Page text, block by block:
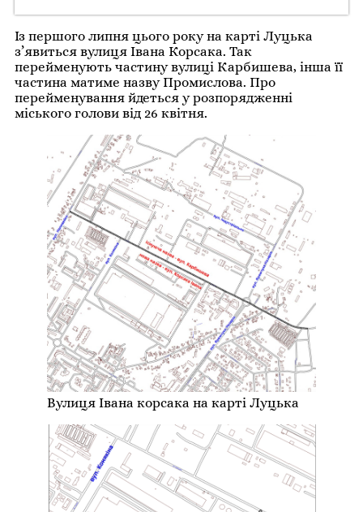
Із першого липня цього року на карті Луцька
з’явиться вулиця Івана Корсака. Так
перейменують частину вулиці Карбишева, інша її
частина матиме назву Промислова. Про
перейменування йдеться у розпорядженні
міського голови від 26 квітня.
Вулиця Івана корсака на карті Луцька